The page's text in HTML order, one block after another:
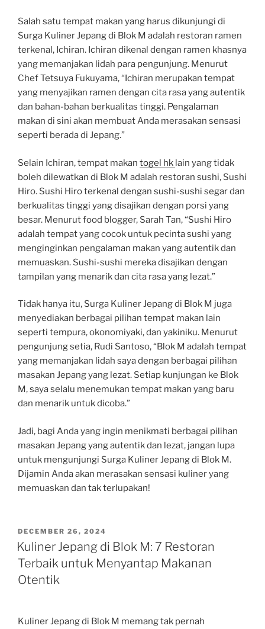
Salah satu tempat makan yang harus dikunjungi di
Surga Kuliner Jepang di Blok M adalah restoran ramen
terkenal, Ichiran. Ichiran dikenal dengan ramen khasnya
yang memanjakan lidah para pengunjung. Menurut
Chef Tetsuya Fukuyama, “Ichiran merupakan tempat
yang menyajikan ramen dengan cita rasa yang autentik
dan bahan-bahan berkualitas tinggi. Pengalaman
makan di sini akan membuat Anda merasakan sensasi
seperti berada di Jepang.”
Selain Ichiran, tempat makan togel hk lain yang tidak
boleh dilewatkan di Blok M adalah restoran sushi, Sushi
Hiro. Sushi Hiro terkenal dengan sushi-sushi segar dan
berkualitas tinggi yang disajikan dengan porsi yang
besar. Menurut food blogger, Sarah Tan, “Sushi Hiro
adalah tempat yang cocok untuk pecinta sushi yang
menginginkan pengalaman makan yang autentik dan
memuaskan. Sushi-sushi mereka disajikan dengan
tampilan yang menarik dan cita rasa yang lezat.”
Tidak hanya itu, Surga Kuliner Jepang di Blok M juga
menyediakan berbagai pilihan tempat makan lain
seperti tempura, okonomiyaki, dan yakiniku. Menurut
pengunjung setia, Rudi Santoso, “Blok M adalah tempat
yang memanjakan lidah saya dengan berbagai pilihan
masakan Jepang yang lezat. Setiap kunjungan ke Blok
M, saya selalu menemukan tempat makan yang baru
dan menarik untuk dicoba.”
Jadi, bagi Anda yang ingin menikmati berbagai pilihan
masakan Jepang yang autentik dan lezat, jangan lupa
untuk mengunjungi Surga Kuliner Jepang di Blok M.
Dijamin Anda akan merasakan sensasi kuliner yang
memuaskan dan tak terlupakan!
POSTED
ON
DECEMBER 26, 2024
Kuliner Jepang di Blok M: 7 Restoran
Terbaik untuk Menyantap Makanan
Otentik
Kuliner Jepang di Blok M memang tak pernah